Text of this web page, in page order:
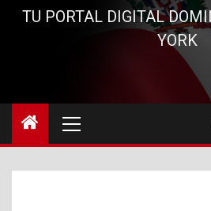
TU PORTAL DIGITAL
YORK
principal